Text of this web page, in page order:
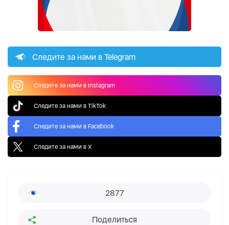
Следите за нами в Telegram
Следите за нами в Instagram
Следите за нами в TikTok
Следите за нами в Facebook
Следите за нами в X
2877
Поделиться